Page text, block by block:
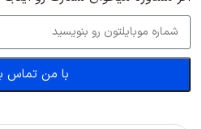
با من تماس